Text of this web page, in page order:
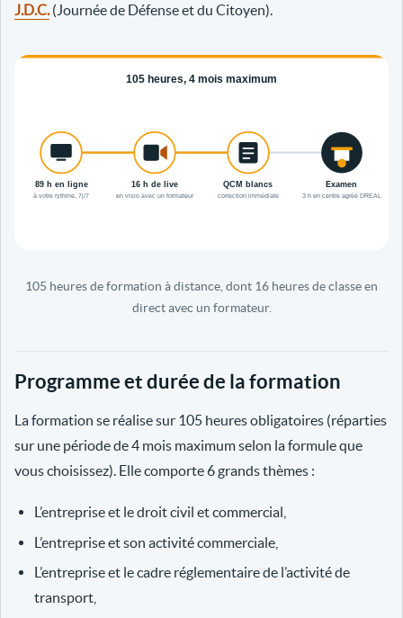
J.D.C.(Journée de Défense et du Citoyen).
105 heures de formation à distance, dont 16 heures de classe en
direct avec un formateur.
Programme et durée de la formation
La formation se réalise sur 105 heures obligatoires (réparties
sur une période de 4 mois maximum selon la formule que
vous choisissez). Elle comporte 6 grands thèmes :
L’entreprise et le droit civil et commercial,
L’entreprise et son activité commerciale,
L’entreprise et le cadre réglementaire de l’activité de
transport,